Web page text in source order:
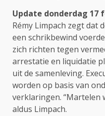
Update donderdag 17
Rémy Limpach zegt dat
een schrikbewind
zich richten tegen
arrestatie en liquidatie
uit de samenleving.
worden op basis van
verklaringen. “Martelen
aldus Limpach.